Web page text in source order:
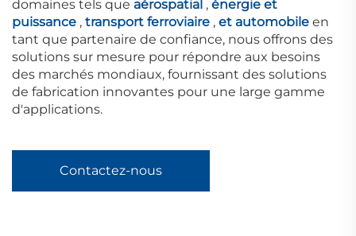
domaines tels que aérospatial , énergie et
puissance , transport ferroviaire , et automobile en
tant que partenaire de confiance, nous offrons des
solutions sur mesure pour répondre aux besoins
des marchés mondiaux, fournissant des solutions
de fabrication innovantes pour une large gamme
d'applications.
Contactez-nous